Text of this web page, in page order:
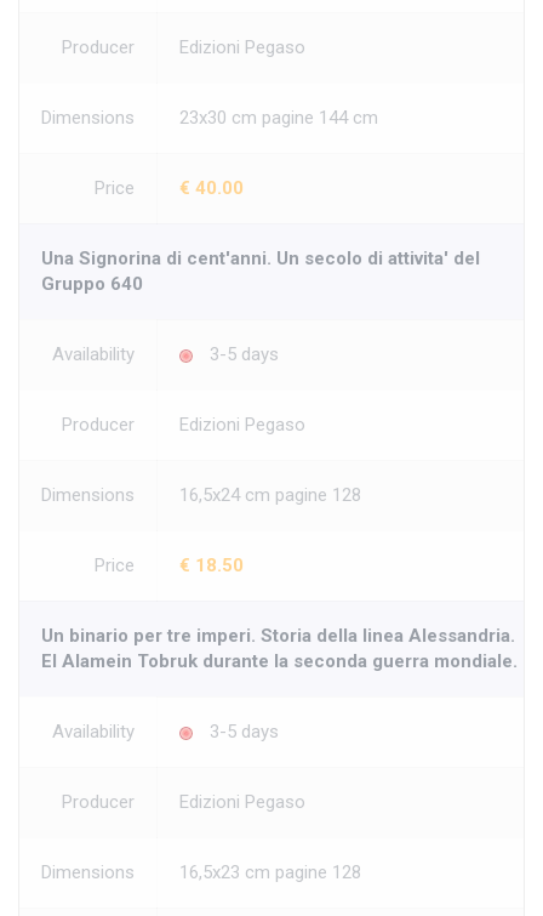
Producer Edizioni Pegaso
Dimensions 23x30 cm pagine 144 cm
Price € 40.00
Una Signorina di cent'anni. Un secolo di attivita' del
Gruppo 640
Availability 3-5 days
Producer Edizioni Pegaso
Dimensions 16,5x24 cm pagine 128
Price € 18.50
Un binario per tre imperi. Storia della linea Alessandria.
El Alamein Tobruk durante la seconda guerra mondiale.
Availability 3-5 days
Producer Edizioni Pegaso
Dimensions 16,5x23 cm pagine 128